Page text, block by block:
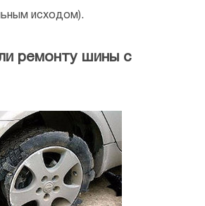
исходом).
ремонту шины с